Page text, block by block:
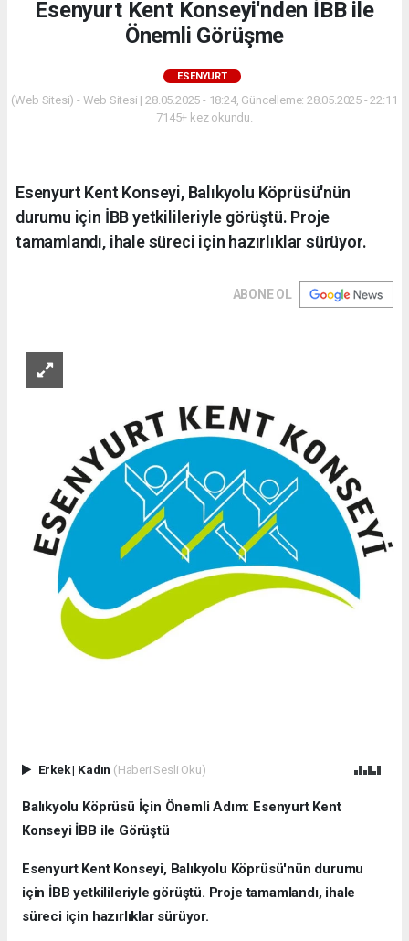
Esenyurt Kent Konseyi'nden İBB ile
Önemli Görüşme
ESENYURT
(Web Sitesi) - Web Sitesi | 28.05.2025 - 18:24, Güncelleme: 28.05.2025 - 22:11
7145+ kez okundu.
Esenyurt Kent Konseyi, Balıkyolu Köprüsü'nün
durumu için İBB yetkilileriyle görüştü. Proje
tamamlandı, ihale süreci için hazırlıklar sürüyor.
ABONE OL
Erkek| Kadın (Haberi Sesli Oku)
Balıkyolu Köprüsü İçin Önemli Adım: Esenyurt Kent
Konseyi İBB ile Görüştü
Esenyurt Kent Konseyi, Balıkyolu Köprüsü'nün durumu
için İBB yetkilileriyle görüştü. Proje tamamlandı, ihale
süreci için hazırlıklar sürüyor.